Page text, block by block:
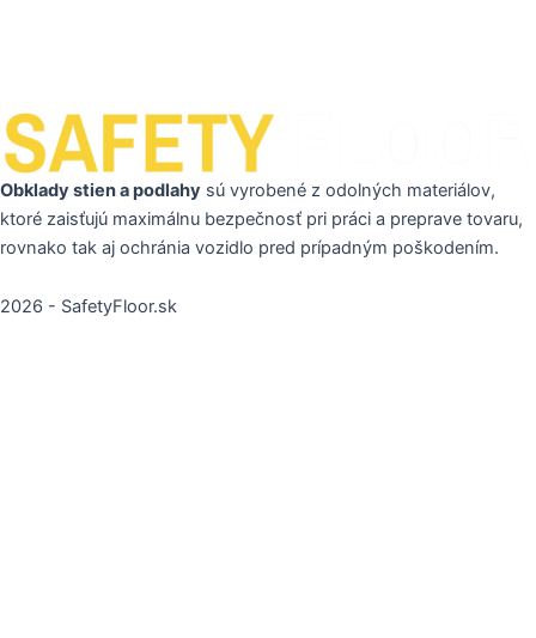
Obklady stien a podlahy sú vyrobené z odolných materiálov,
ktoré zaisťujú maximálnu bezpečnosť pri práci a preprave tovaru,
rovnako tak aj ochránia vozidlo pred prípadným poškodením.
2026 - SafetyFloor.sk